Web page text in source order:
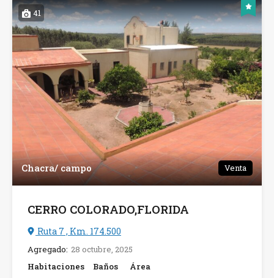
41
Chacra/ campo Venta
CERRO COLORADO,FLORIDA
Ruta 7 , Km. 174.500
Agregado: 28 octubre, 2025
Habitaciones
Baños
Área